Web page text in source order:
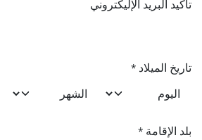
تأكيد البريد الإليكتروني
تاريخ الميلاد *
بلد الإقامة *